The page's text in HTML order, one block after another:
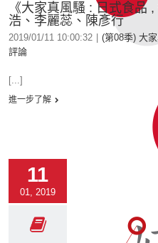
《大家真風騷 : 日式食品
浩、李麗蕊、陳彥行
2019/01/11 10:00:32 (第08季) 大
評論
[...]
進一步了解
11
01, 2019